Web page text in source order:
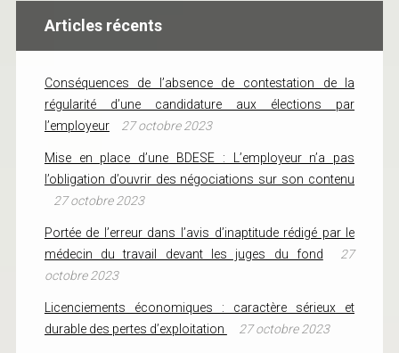
Articles récents
Conséquences de l’absence de contestation de la
régularité d’une candidature aux élections par
l’employeur
27 octobre 2023
Mise en place d’une BDESE : L’employeur n’a pas
l’obligation d’ouvrir des négociations sur son contenu
27 octobre 2023
Portée de l’erreur dans l’avis d’inaptitude rédigé par le
médecin du travail devant les juges du fond
27
octobre 2023
Licenciements économiques : caractère sérieux et
durable des pertes d’exploitation
27 octobre 2023